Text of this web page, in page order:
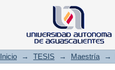
Filtrado by:
Inicio → TESIS → Maestría →